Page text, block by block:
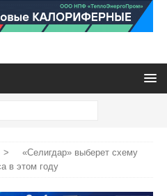
>
«Селигдар» выберет схему
в этом году